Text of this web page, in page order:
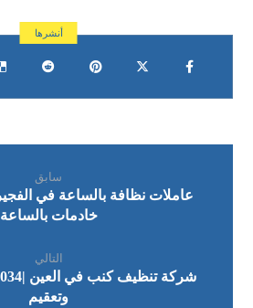
سابق
خادمات بالساعة
التالي
وتعقيم